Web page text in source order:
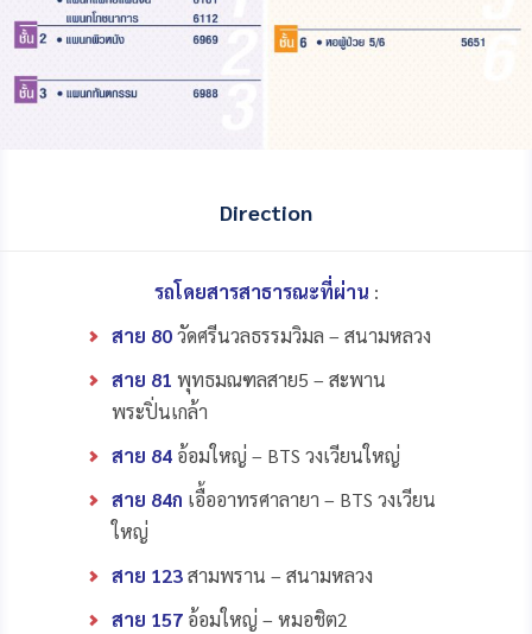
Direction
รถโดยสารสาธารณะที่ผ่าน :
สาย 80วัดศรีนวลธรรมวิมล – สนามหลวง
สาย 81 พุทธมณฑลสาย5 – สะพาน
พระปิ่นเกล้า
สาย 84 อ้อมใหญ่ – BTS วงเวียนใหญ่
สาย 84ก เอื้ออาทรศาลายา – BTS วงเวียน
ใหญ่
สาย 123สามพราน – สนามหลวง
สาย 157 อ้อมใหญ่ – หมอชิต2